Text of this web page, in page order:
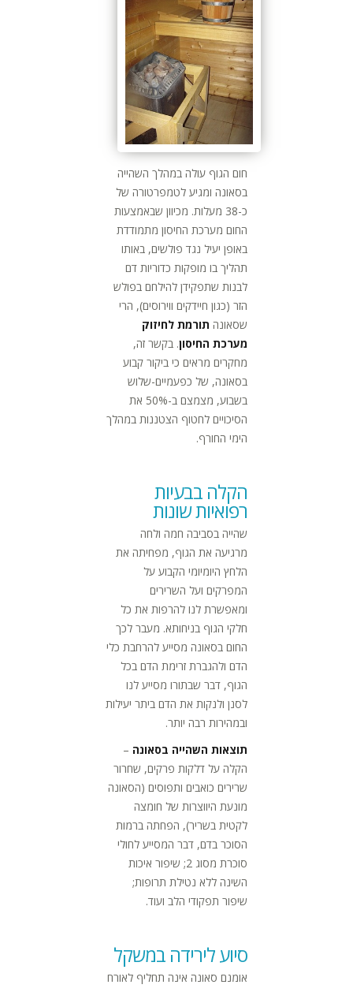
חום הגוף עולה במהלך השהייה
בסאונה ומגיע לטמפרטורה של
כ-38 מעלות. מכיוון שבאמצעות
החום מערכת החיסון מתמודדת
באופן יעיל נגד פולשים, באותו
תהליך בו מופקות כדוריות דם
לבנות שתפקידן להילחם בפולש
הזר (כגון חיידקים ווירוסים), הרי
שסאונה תורמת לחיזוק
מערכת החיסון. בקשר זה,
מחקרים מראים כי ביקור קבוע
בסאונה, של כפעמיים-שלוש
בשבוע, מצמצם ב-50% את
הסיכויים לחטוף הצטננות במהלך
הימי החורף.
הקלה בבעיות
רפואיות שונות
שהייה בסביבה חמה ולחה
מרגיעה את הגוף, מפחיתה את
הלחץ היומיומי הקבוע על
המפרקים ועל השרירים
ומאפשרת לנו להרפות את כל
חלקי הגוף בניחותא. מעבר לכך
החום בסאונה מסייע להרחבת כלי
הדם ולהגברת זרימת הדם בכל
הגוף, דבר שבתורו מסייע לנו
לסנן ולנקות את הדם ביתר יעילות
ובמהירות רבה יותר.
תוצאות השהייה בסאונה –
הקלה על דלקות פרקים, שחרור
שרירים כואבים ותפוסים (הסאונה
מונעת היווצרות של חומצה
לקטית בשריר), הפחתה ברמות
הסוכר בדם, דבר המסייע לחולי
סוכרת מסוג 2; שיפור איכות
השינה ללא נטילת תרופות;
שיפור תפקודי הלב ועוד.
סיוע לירידה במשקל
אומנם סאונה אינה תחליף לאורח